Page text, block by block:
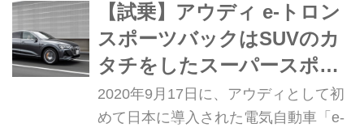
【試乗】アウディ e-トロン
スポーツバックはSUVのカ
タチをしたスーパースポー
ツカーか!?
2020年9月17日に、アウディとして初
めて日本に導入された電気自動車「e-